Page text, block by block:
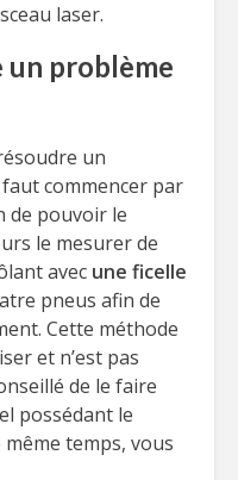
laser.
un problème
un
commencer par
de pouvoir le
le mesurer de
avec une ficelle
pneus afin de
Cette méthode
et n’est pas
de le faire
possédant le
temps, vous